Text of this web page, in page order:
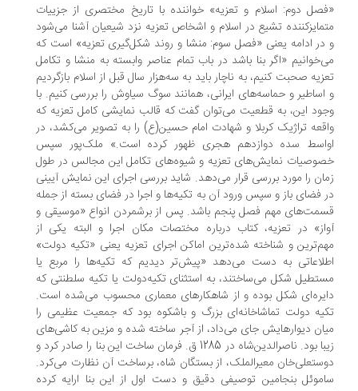
دوم: اسلام و تعزیه» خواننده با تاریخ مختصری از جزییات
تشیع در اسلام و اشخاص تعزیه نزد شیعیان آشنا می‌شود
ادامه یعنی «فصل سوم: منشا و روند شکل‌گیری تعزیه» است که
«اگر بنا باشد در باب تمام عناصر وابسته به منشا و تکامل
صحبت کنیم، به ناچار باید به سه‌هزار سال قبل از اسلام بازگردیم
و حماسه‌های ایرانی، همانند سوگ سیاوش را بررسی کنیم. با
این، به قطعیت می‌توان گفت که قالب نمایشی کامل تعزیه که
تراژیک کربلا و شهادت امام حسین(ع) را به تصویر می‌کشد، در
سده دوازدهم هجری ظهور کرده است.» ملک‌پور سپس
نمایش‌های تعزیه و شیوه‌های تکامل این مجالس در طول
را مورد بررسی قرار می‌دهد. شاید بررسی اجرای این نمایش آیینی
فضای باز و سپس ورود آن به تکیه‌ها و اجرا در فضای بسته از جمله‌
مهم فصل پنجم باشد. پس از برشمردن انواع «موسیقی و
در تعزیه، کتاب درباره مختصات مکان اجرا و البته یکی از
و شناخته‌ شده‌ترین اماکن اجرای تعزیه یعنی «تکیه دولت»
به دست می‌دهد «پیش‌تر دیدیم که تکیه‌ها را مربع یا
شکل می‌ساختند، به استثنای تکیه‌دولت یا تکیه سلطنتی که
شکل بوده و از شاهکارهای معماری محسوب می‌شده است.
دولت تماشاخانه‌ای بزرگ و باشکوه بود که جمعیت عظیمی را
دیوارهایش جای می‌داد، از آجر ساخته شده و مزین به کاشی‌های
زیبا بود. ناصرالدین‌شاه در 1285 ق. فرمان ساخت این بنا را صادر کرد و
معیرالملک، از بستگان شاه، برساخت آن نظارت می‌کرد.
بنجامین توصیفی دقیق و دست اول از این بنا ارایه کرده